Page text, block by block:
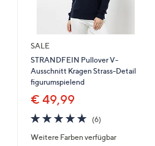
SALE
STRANDFEIN Pullover V-
Ausschnitt Kragen Strass-Detail
figurumspielend
€ 49,99
4.8
von
5
(6)6
Weitere Farben verfügbar